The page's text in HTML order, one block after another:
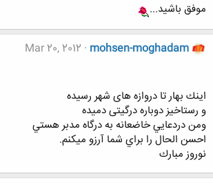
موفق باشید...
mohsen-moghadam
Mar 20, 2012
اينك بهار تا دروازه هاى شهر رسيده
و رستاخيز دوباره درگيتى دميده
ومن دردعايي خاضعانه به درگاه مدبر هستي
احسن الحال را براي شما آرزو ميكنم.
نوروز مبارك